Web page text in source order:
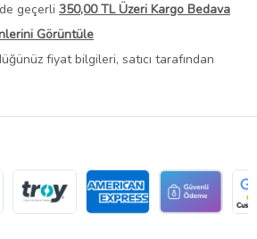
geçerli 350,00 TL Üzeri Kargo Bedava
Görüntüle
fiyat bilgileri, satıcı tarafından